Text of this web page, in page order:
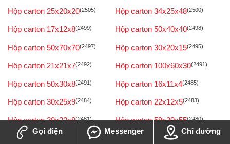
Hộp carton 25x20x20(2505) Hộp carton 34x25x48(2500)
Hộp carton 17x12x8(2499) Hộp carton 50x40x40(2498)
Hộp carton 50x70x70(2497) Hộp carton 30x20x15(2495)
Hộp carton 21x21x7(2492) Hộp carton 100x60x30(2491)
Hộp carton 50x30x8(2491) Hộp carton 16x11x4(2485)
Hộp carton 30x25x9(2484) Hộp carton 22x12x5(2483)
Hộp carton 30x22x8(2481) Hộp carton 59x30x55(2480)
Hộp carton 50x70x55 (2480) Hộp carton 20x15x12
Gọi điện Messenger Chỉ đường